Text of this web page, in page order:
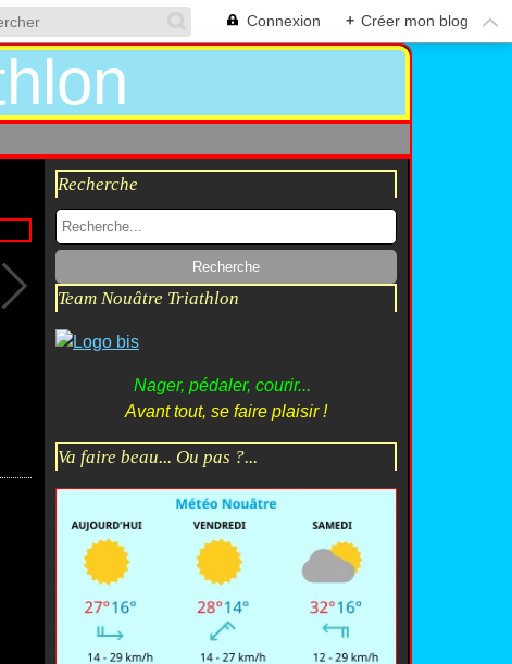
Connexion + Créer mon blog
Recherche
Team Nouâtre Triathlon
Nager, pédaler, courir...
Avant tout, se faire plaisir !
Va faire beau... Ou pas ?...